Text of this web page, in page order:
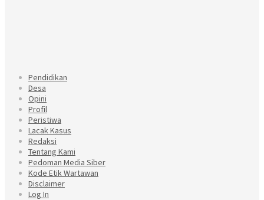
Pendidikan
Desa
Opini
Profil
Peristiwa
Lacak Kasus
Redaksi
Tentang Kami
Pedoman Media Siber
Kode Etik Wartawan
Disclaimer
Log In